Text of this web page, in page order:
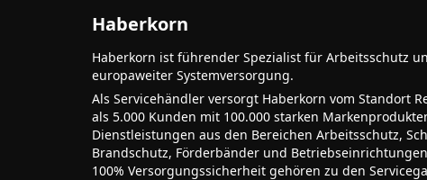
Haberkorn
Haberkorn ist führender Spezialist für Arbeitsschutz
europaweiter Systemversorgung.
Als Servicehändler versorgt Haberkorn vom Standort
als 5.000 Kunden mit 100.000 starken
Dienstleistungen aus den Bereichen Arbeitsschutz,
Brandschutz, Förderbänder und
100% Versorgungssicherheit gehören zu den